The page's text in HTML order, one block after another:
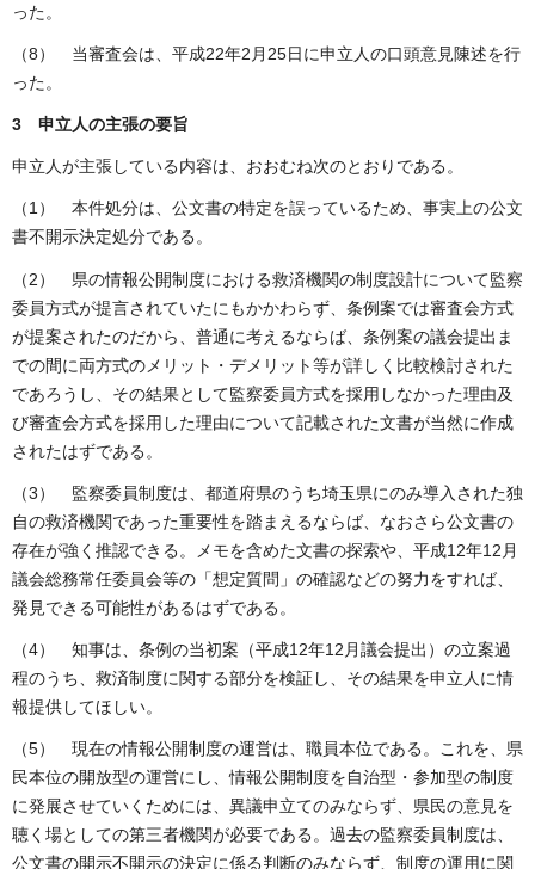
った。
（8） 当審査会は、平成22年2月25日に申立人の口頭意見陳述を行
った。
3 申立人の主張の要旨
申立人が主張している内容は、おおむね次のとおりである。
（1） 本件処分は、公文書の特定を誤っているため、事実上の公文
書不開示決定処分である。
（2） 県の情報公開制度における救済機関の制度設計について監察
委員方式が提言されていたにもかかわらず、条例案では審査会方式
が提案されたのだから、普通に考えるならば、条例案の議会提出ま
での間に両方式のメリット・デメリット等が詳しく比較検討された
であろうし、その結果として監察委員方式を採用しなかった理由及
び審査会方式を採用した理由について記載された文書が当然に作成
されたはずである。
（3） 監察委員制度は、都道府県のうち埼玉県にのみ導入された独
自の救済機関であった重要性を踏まえるならば、なおさら公文書の
存在が強く推認できる。メモを含めた文書の探索や、平成12年12月
議会総務常任委員会等の「想定質問」の確認などの努力をすれば、
発見できる可能性があるはずである。
（4） 知事は、条例の当初案（平成12年12月議会提出）の立案過
程のうち、救済制度に関する部分を検証し、その結果を申立人に情
報提供してほしい。
（5） 現在の情報公開制度の運営は、職員本位である。これを、県
民本位の開放型の運営にし、情報公開制度を自治型・参加型の制度
に発展させていくためには、異議申立てのみならず、県民の意見を
聴く場としての第三者機関が必要である。過去の監察委員制度は、
公文書の開示不開示の決定に係る判断のみならず、制度の運用に関